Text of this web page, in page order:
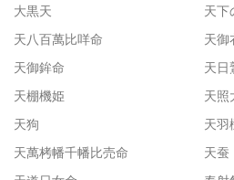
大黒天
天下
天八百萬比咩命
天御
天御鉾命
天日
天棚機姫
天照
天狗
天羽
天萬栲幡千幡比売命
天蚕